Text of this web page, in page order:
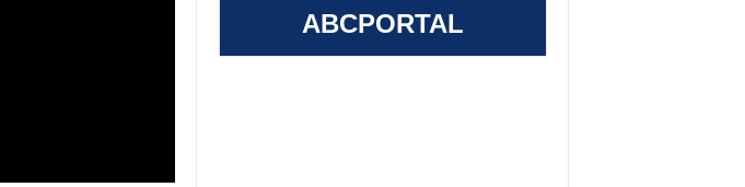
ABCPORTAL